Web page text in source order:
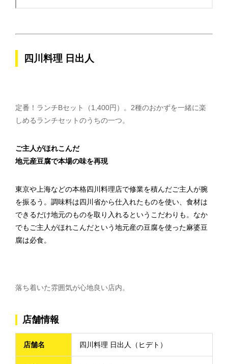
四川料理 日出人
定番！ランチBセット（1,400円）。2種のおかずを一緒に楽
しめるランチセットのうちの一つ。
ご主人がほれこんだ
地元産豆腐で本場の味を再現
東京や上海などの本格四川料理店で修業を積んだご主人が腕
を振るう。調味料は四川省から仕入れたものを使い、食材は
できるだけ地元のものを取り入れるというこだわりも。なか
でもご主人がほれこんだという地元産の豆腐を使った麻婆豆
腐は必食。
落ち着いた雰囲気が心地良い店内。
店舗情報
店舗名 四川料理 日出人（ヒデト）